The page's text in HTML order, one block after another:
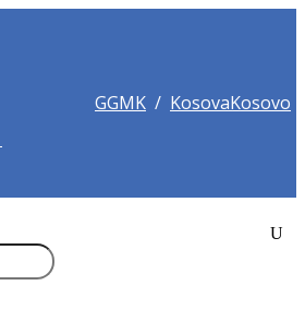
GGMK / KosovaKosovo